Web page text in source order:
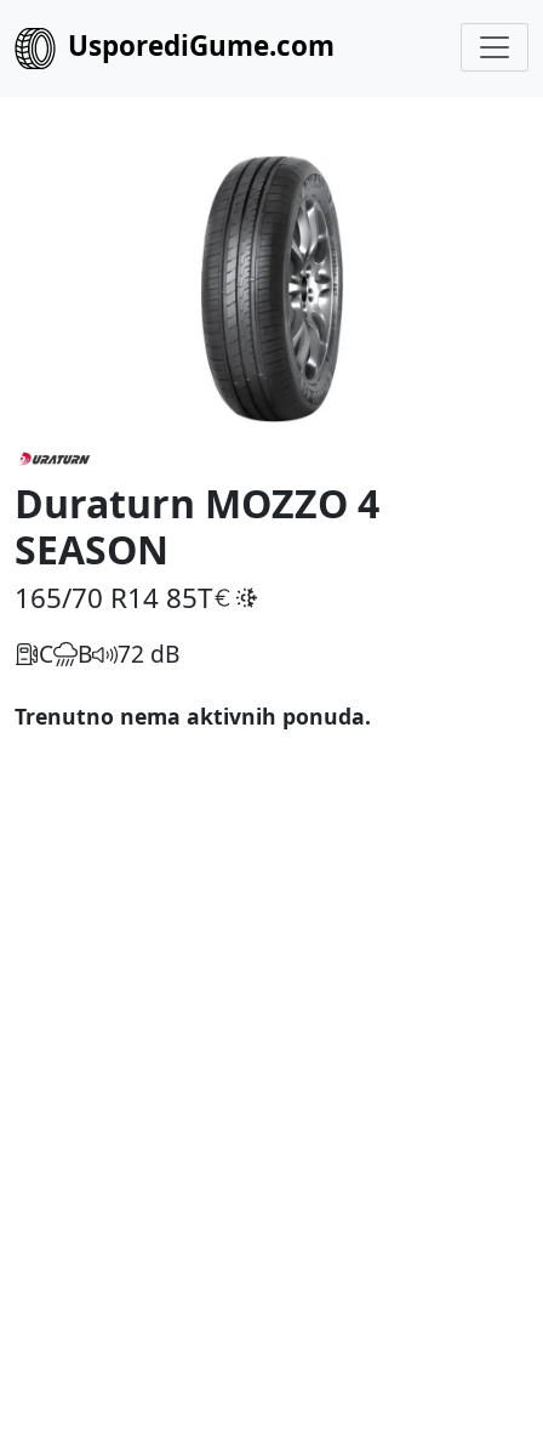
UsporediGume.com
Duraturn MOZZO 4
SEASON
165/70 R14 85T
C B 72 dB
Trenutno nema aktivnih ponuda.